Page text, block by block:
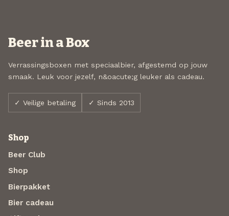
Beer in a Box
Verrassingsboxen met speciaalbier, afgestemd op jouw
smaak. Leuk voor jezelf, n&oacute;g leuker als cadeau.
✓ Veilige betaling ✓ Sinds 2013
Shop
Beer Club
Shop
Bierpakket
Bier cadeau